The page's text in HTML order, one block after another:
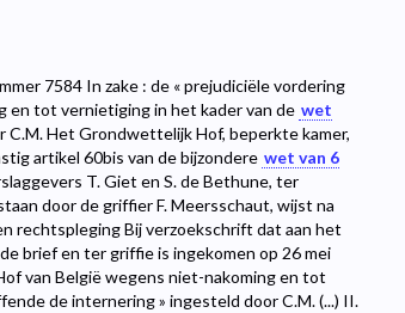
7584 In zake : de « prejudiciële vordering
en tot vernietiging in het kader van de wet
Het Grondwettelijk Hof, beperkte kamer,
artikel 60bis van de bijzondere wet van 6
T. Giet en S. de Bethune, ter
door de griffier F. Meersschaut, wijst na
rechtspleging Bij verzoekschrift dat aan het
brief en ter griffie is ingekomen op 26 mei
van België wegens niet-nakoming en tot
de internering » ingesteld door C.M. (...) II.